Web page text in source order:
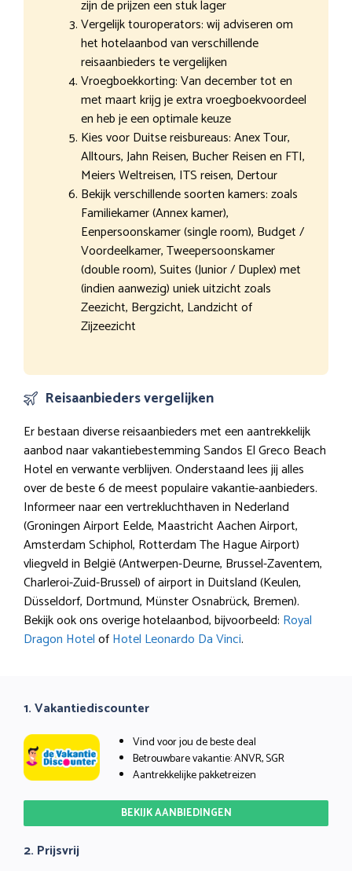
zijn de prijzen een stuk lager
Vergelijk touroperators: wij adviseren om
het hotelaanbod van verschillende
reisaanbieders te vergelijken
Vroegboekkorting: Van december tot en
met maart krijg je extra vroegboekvoordeel
en heb je een optimale keuze
Kies voor Duitse reisbureaus: Anex Tour,
Alltours, Jahn Reisen, Bucher Reisen en FTI,
Meiers Weltreisen, ITS reisen, Dertour
Bekijk verschillende soorten kamers: zoals
Familiekamer (Annex kamer),
Eenpersoonskamer (single room), Budget /
Voordeelkamer, Tweepersoonskamer
(double room), Suites (Junior / Duplex) met
(indien aanwezig) uniek uitzicht zoals
Zeezicht, Bergzicht, Landzicht of
Zijzeezicht
Reisaanbieders vergelijken
Er bestaan diverse reisaanbieders met een aantrekkelijk
aanbod naar vakantiebestemming Sandos El Greco Beach
Hotel en verwante verblijven. Onderstaand lees jij alles
over de beste 6 de meest populaire vakantie-aanbieders.
Informeer naar een vertrekluchthaven in Nederland
(Groningen Airport Eelde, Maastricht Aachen Airport,
Amsterdam Schiphol, Rotterdam The Hague Airport)
vliegveld in België (Antwerpen-Deurne, Brussel-Zaventem,
Charleroi-Zuid-Brussel) of airport in Duitsland (Keulen,
Düsseldorf, Dortmund, Münster Osnabrück, Bremen).
Bekijk ook ons overige hotelaanbod, bijvoorbeeld: Royal
Dragon HotelofHotel Leonardo Da Vinci.
1. Vakantiediscounter
Vind voor jou de beste deal
Betrouwbare vakantie: ANVR, SGR
Aantrekkelijke pakketreizen
BEKIJK AANBIEDINGEN
2. Prijsvrij